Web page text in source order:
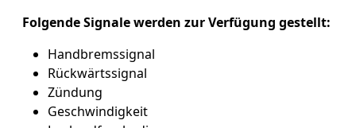
Folgende Signale werden zur Verfügung gestellt:
Handbremssignal
Rückwärtssignal
Zündung
Geschwindigkeit